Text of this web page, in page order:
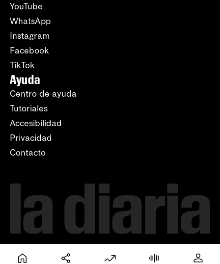
YouTube
WhatsApp
Instagram
Facebook
TikTok
Ayuda
Centro de ayuda
Tutoriales
Accesibilidad
Privacidad
Contacto